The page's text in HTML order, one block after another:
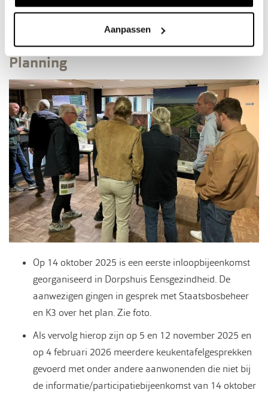
Aanpassen
Planning
Op 14 oktober 2025 is een eerste inloopbijeenkomst
georganiseerd in Dorpshuis Eensgezindheid. De
aanwezigen gingen in gesprek met Staatsbosbeheer
en K3 over het plan. Zie foto.
Als vervolg hierop zijn op 5 en 12 november 2025 en
op 4 februari 2026 meerdere keukentafelgesprekken
gevoerd met onder andere aanwonenden die niet bij
de informatie/participatiebijeenkomst van 14 oktober